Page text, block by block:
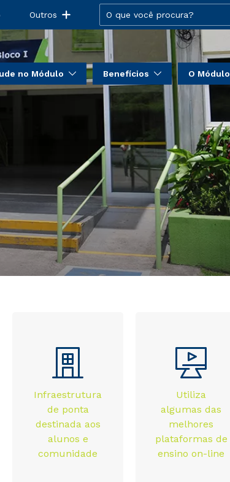
Outros
no Módulo Benefícios O Módulo
Infraestrutura
de ponta
destinada aos
alunos e
comunidade
Utiliza
algumas das
melhores
plataformas de
ensino on-line